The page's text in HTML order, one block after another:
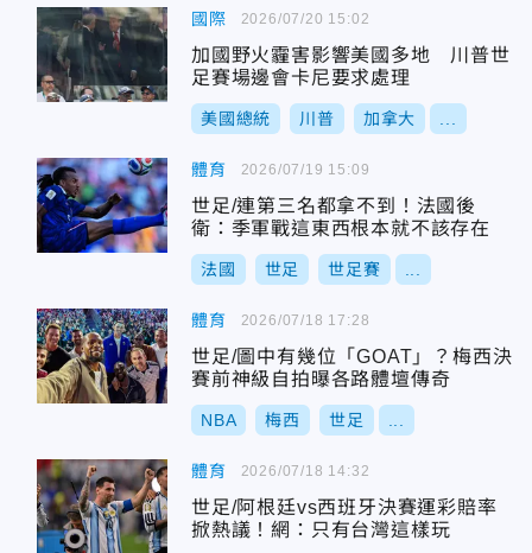
國際
加國野火霾害影響美國多地 川普世
足賽場邊會卡尼要求處理
美國總統 川普 加拿大
2026/07/20 15:02
體育
世足/連第三名都拿不到！法國後
衛：季軍戰這東西根本就不該存在
法國 世足 世足賽
2026/07/19 15:09
體育
世足/圖中有幾位「GOAT」？梅西決
賽前神級自拍曝各路體壇傳奇
NBA 梅西 世足
2026/07/18 17:28
體育
世足/阿根廷vs西班牙決賽運彩賠率
掀熱議！網：只有台灣這樣玩
2026/07/18 14:32